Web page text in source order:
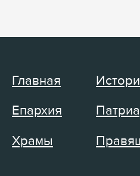
Главная
Епархия
Храмы